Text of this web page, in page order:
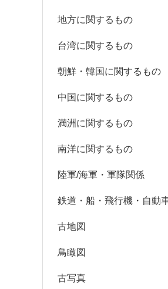
地方に関するもの
台湾に関するもの
朝鮮・韓国に関するもの
中国に関するもの
満洲に関するもの
南洋に関するもの
陸軍/海軍・軍隊関係
鉄道・船・飛行機・自動
古地図
鳥瞰図
古写真